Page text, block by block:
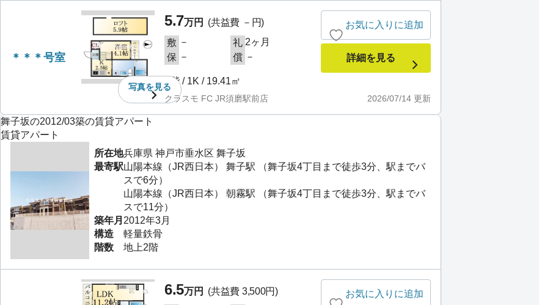
＊＊＊号室
写真を見る
5.7万円
(共益費 －円)
敷 － 礼 2ヶ月
保 － 償 －
2階 / 1K / 19.41㎡
2026/07/14 更新
クラスモ FC JR須磨駅前店
お気に入りに追加
詳細を見る
舞子坂の2012/03築の賃貸アパート
賃貸アパート
所在地兵庫県 神戸市垂水区 舞子坂
最寄駅山陽本線（JR西日本） 舞子駅 （舞子坂4丁目まで徒歩3分、駅までバ
スで6分）
山陽本線（JR西日本） 朝霧駅 （舞子坂4丁目まで徒歩3分、駅までバ
スで11分）
築年月 2012年3月
構造
軽量鉄骨
階数
地上2階
6.5万円
(共益費 3,500円)
お気に入りに追加